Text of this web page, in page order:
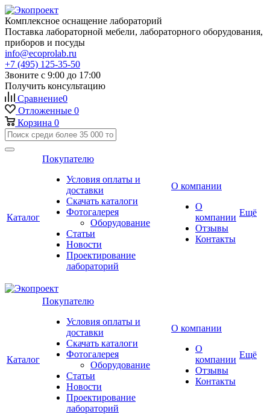
Комплексное оснащение лабораторий
Поставка лабораторной мебели, лабораторного оборудования,
приборов и посуды
info@ecoprolab.ru
+7 (495) 125-35-50
Звоните с 9:00 до 17:00
Получить консультацию
Сравнение0
Отложенные 0
Корзина 0
Каталог
Покупателю
Условия оплаты и
доставки
Скачать каталоги
Фотогалерея
Оборудование
Статьи
Новости
Проектирование
лабораторий
О компании
О
компании
Отзывы
Контакты
Ещё
Каталог
Покупателю
Условия оплаты и
доставки
Скачать каталоги
Фотогалерея
Оборудование
Статьи
Новости
Проектирование
лабораторий
О компании
О
компании
Отзывы
Контакты
Ещё